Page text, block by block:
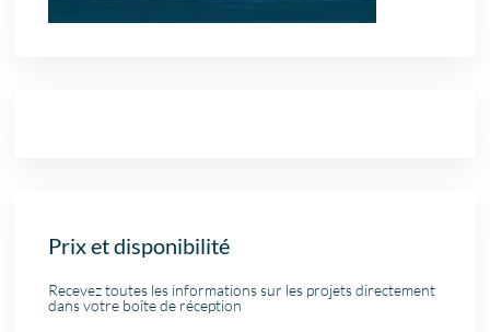
Prix et disponibilité
Recevez toutes les informations sur les projets directement
dans votre boîte de réception